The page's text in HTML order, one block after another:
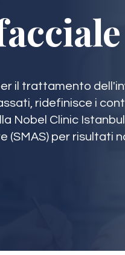
il trattamento
ridefinisce i
Nobel Clinic
per risultati